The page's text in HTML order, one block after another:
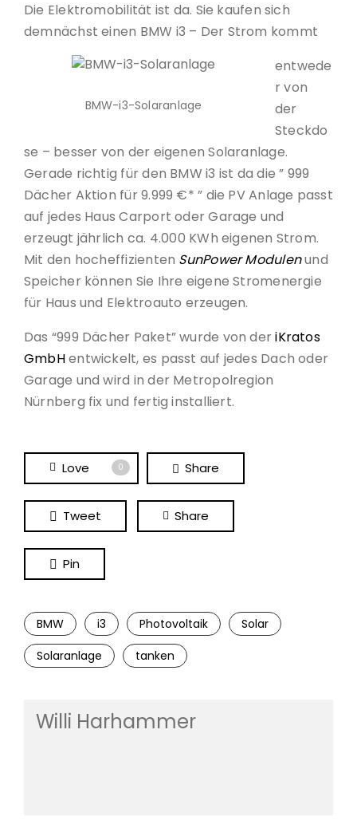
Die Elektromobilität ist da. Sie kaufen sich
demnächst einen BMW i3 – Der Strom kommt
BMW-i3-Solaranlage
entwede
r von
der
Steckdo
se – besser von der eigenen Solaranlage.
Gerade richtig für den BMW i3 ist da die ” 999
Dächer Aktion für 9.999 €* ” die PV Anlage passt
auf jedes Haus Carport oder Garage und
erzeugt jährlich ca. 4.000 KWh eigenen Strom.
Mit den hocheffizienten SunPower Modulenund
Speicher können Sie Ihre eigene Stromenergie
für Haus und Elektroauto erzeugen.
Das “999 Dächer Paket” wurde von deriKratos
GmbHentwickelt, es passt auf jedes Dach oder
Garage und wird in der Metropolregion
Nürnberg fix und fertig installiert.
Love 0 Share
Tweet Share
Pin
BMW i3 Photovoltaik
Solar
Solaranlage
tanken
Willi Harhammer